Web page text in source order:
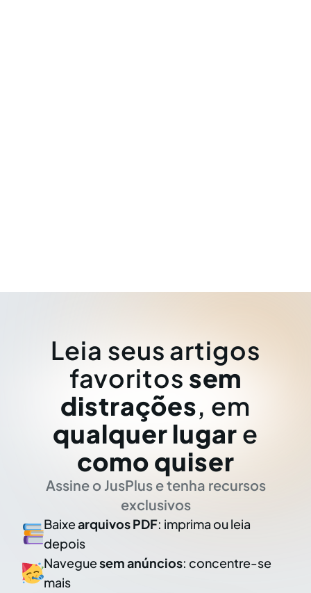
Leia seus artigos
favoritos sem
distrações, em
qualquer lugar e
como quiser
Assine o JusPlus e tenha recursos
exclusivos
Baixearquivos PDF: imprima ou leia
depois
Naveguesem anúncios: concentre-se
mais